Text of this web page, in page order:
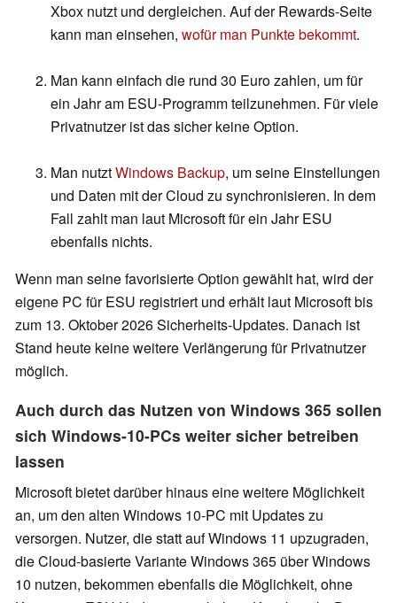
Xbox nutzt und dergleichen. Auf der Rewards-Seite
kann man einsehen, wofür man Punkte bekommt.
Man kann einfach die rund 30 Euro zahlen, um für
ein Jahr am ESU-Programm teilzunehmen. Für viele
Privatnutzer ist das sicher keine Option.
Man nutztWindows Backup, um seine Einstellungen
und Daten mit der Cloud zu synchronisieren. In dem
Fall zahlt man laut Microsoft für ein Jahr ESU
ebenfalls nichts.
Wenn man seine favorisierte Option gewählt hat, wird der
eigene PC für ESU registriert und erhält laut Microsoft bis
zum 13. Oktober 2026 Sicherheits-Updates. Danach ist
Stand heute keine weitere Verlängerung für Privatnutzer
möglich.
Auch durch das Nutzen von Windows 365 sollen
sich Windows-10-PCs weiter sicher betreiben
lassen
Microsoft bietet darüber hinaus eine weitere Möglichkeit
an, um den alten Windows 10-PC mit Updates zu
versorgen. Nutzer, die statt auf Windows 11 upzugraden,
die Cloud-basierte Variante Windows 365 über Windows
10 nutzen, bekommen ebenfalls die Möglichkeit, ohne